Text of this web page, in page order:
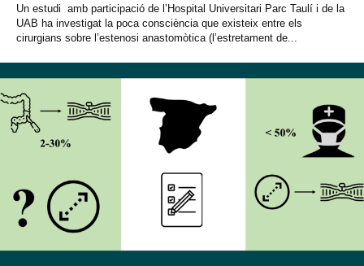
Un estudi amb participació de l’Hospital Universitari Parc Taulí i de la
UAB ha investigat la poca consciència que existeix entre els
cirurgians sobre l’estenosi anastomòtica (l’estretament de...